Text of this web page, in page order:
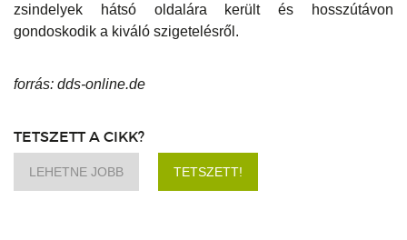
zsindelyek hátsó oldalára került és hosszútávon
gondoskodik a kiváló szigetelésről.
forrás: dds-online.de
TETSZETT A CIKK?
LEHETNE JOBB TETSZETT!